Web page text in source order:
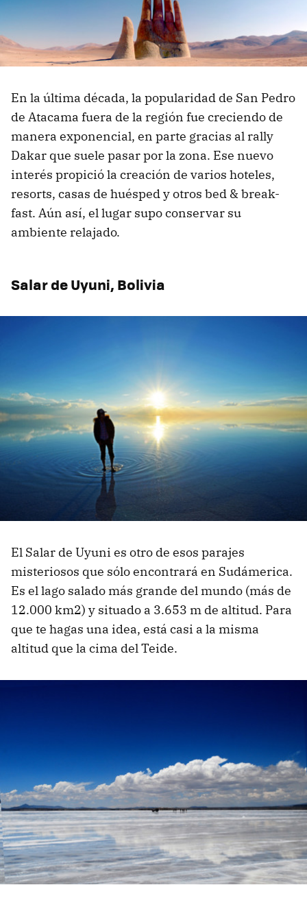
En la última década, la popularidad de San Pedro
de Atacama fuera de la región fue creciendo de
manera exponencial, en parte gracias al rally
Dakar que suele pasar por la zona. Ese nuevo
interés propició la creación de varios hoteles,
resorts, casas de huésped y otros bed & break-
fast. Aún así, el lugar supo conservar su
ambiente relajado.
Salar de Uyuni, Bolivia
El Salar de Uyuni es otro de esos parajes
misteriosos que sólo encontrará en Sudámerica.
Es el lago salado más grande del mundo (más de
12.000 km2) y situado a 3.653 m de altitud. Para
que te hagas una idea, está casi a la misma
altitud que la cima del Teide.